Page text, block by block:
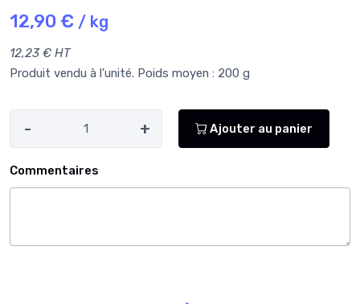
12,90 € / kg
12,23 € HT
Produit vendu à l'unité. Poids moyen : 200 g
- + Ajouter au panier
Commentaires